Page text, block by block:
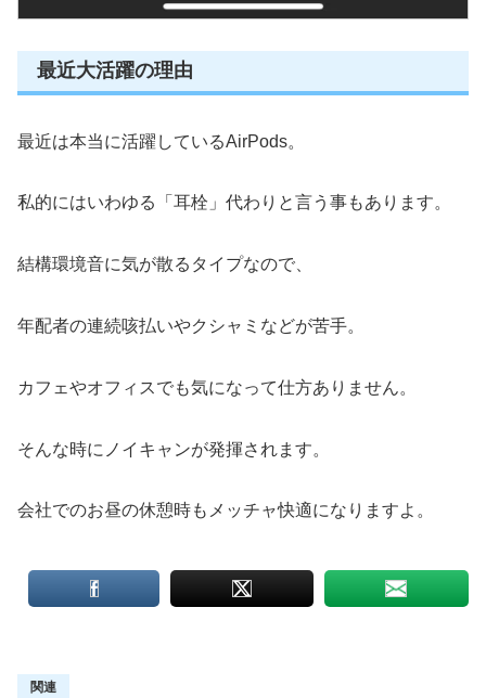
最近大活躍の理由
最近は本当に活躍しているAirPods。
私的にはいわゆる「耳栓」代わりと言う事もあります。
結構環境音に気が散るタイプなので、
年配者の連続咳払いやクシャミなどが苦手。
カフェやオフィスでも気になって仕方ありません。
そんな時にノイキャンが発揮されます。
会社でのお昼の休憩時もメッチャ快適になりますよ。
関連